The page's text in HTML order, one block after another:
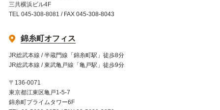
三共横浜ビル4F
TEL 045-308-8081 / FAX 045-308-8043
錦糸町オフィス
JR総武本線 / 半蔵門線「錦糸町駅」徒歩8分
JR総武本線 / 東武亀戸線「亀戸駅」徒歩9分
〒136-0071
東京都江東区亀戸1-5-7
錦糸町プライムタワー6F